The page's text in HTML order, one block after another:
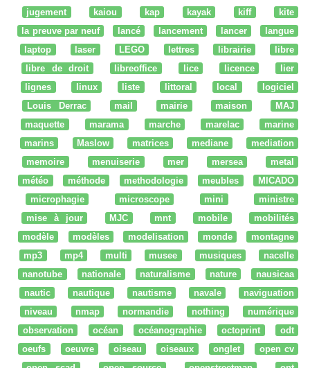
jugement
kaiou kap kayak kiff
kite
la preuve par neuf
lancé lancement lancer
langue
laptop
laser LEGO lettres librairie
libre
libre de droit
libreoffice lice licence
lier
lignes
linux liste littoral local
logiciel
Louis Derrac
mail mairie maison
MAJ
maquette
marama marche marelac
marine
marins
Maslow matrices mediane
mediation
memoire
menuiserie mer mersea
metal
météo
méthode methodologie meubles
MICADO
microphagie
microscope mini
ministre
mise à jour
MJC mnt mobile
mobilités
modèle
modèles modelisation monde
montagne
mp3
mp4 multi musee musiques
nacelle
nanotube
nationale naturalisme nature
nausicaa
nautic
nautique nautisme navale
naviguation
niveau
nmap normandie nothing
numérique
observation
océan océanographie octoprint
odt
oeufs
oeuvre oiseau oiseaux onglet
open cv